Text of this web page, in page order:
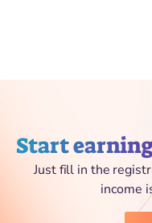
Start
Just fill in the
income